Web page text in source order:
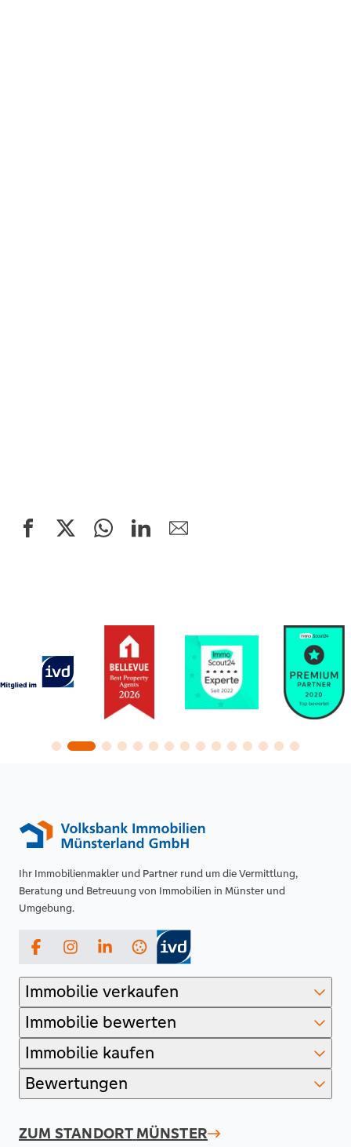
Ihr Immobilienmakler und Partner rund um die Vermittlung,
Beratung und Betreuung von Immobilien in Münster und
Umgebung.
FacebookInstagramLinkedIn
Immobilie verkaufen
Immobilie bewerten
Immobilie kaufen
Bewertungen
ZUM STANDORT MÜNSTER